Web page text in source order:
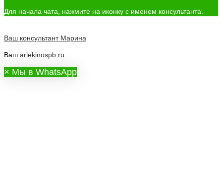
Для начала чата, нажмите на иконку с именем консультанта.
Ваш консультант Марина
Ваш arlekinospb.ru
× Мы в WhatsApp